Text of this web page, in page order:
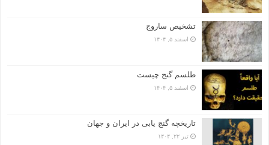
تشخیص ساروج
اسفند ۵, ۱۴۰۴
طلسم گنج چیست
اسفند ۵, ۱۴۰۴
تاریخچه گنج‌ یابی در ایران و جهان
تیر ۲۲, ۱۴۰۴